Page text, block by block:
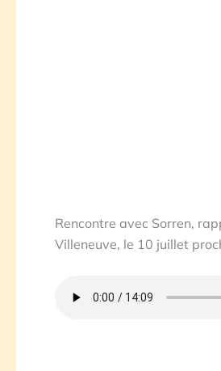
Rencontre avec Sorren,
Villeneuve, le 10 juillet